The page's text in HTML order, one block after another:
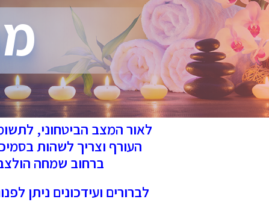
לאור המצב הביטחוני,
העורף וצריך לשהות
ברחוב שמחה הולצברג 3 יהיה פתוח (יש
לברורים ועידכונים ניתן